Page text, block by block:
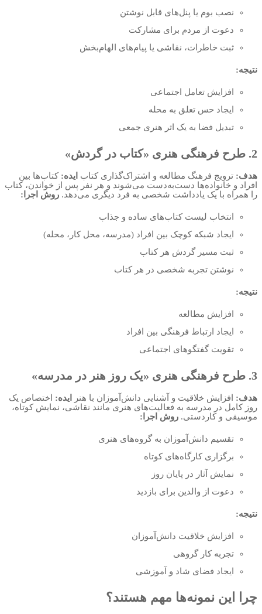
نصب بوم یا پنل‌های قابل نوشتن
دعوت از مردم برای مشارکت
ثبت خاطرات، نقاشی یا پیام‌های الهام‌بخش
نتیجه:
افزایش تعامل اجتماعی
ایجاد حس تعلق به محله
تبدیل فضا به یک اثر هنری جمعی
2. طرح فرهنگی هنری «کتاب در گردش»
هدف: ترویج فرهنگ مطالعه و اشتراک‌گذاری کتاب ایده: کتاب‌ها بین
افراد و خانواده‌ها دست‌به‌دست می‌شوند و هر نفر پس از خواندن، کتاب
را همراه با یک یادداشت شخصی به فرد دیگری می‌دهد. روش اجرا:
انتخاب لیست کتاب‌های ساده و جذاب
ایجاد شبکه کوچک بین افراد (مدرسه، محل کار، محله)
ثبت مسیر گردش هر کتاب
نوشتن تجربه شخصی در هر کتاب
نتیجه:
افزایش مطالعه
ایجاد ارتباط فرهنگی بین افراد
تقویت گفتگوهای اجتماعی
3. طرح فرهنگی هنری «یک روز هنر در مدرسه»
هدف: افزایش خلاقیت و آشنایی دانش‌آموزان با هنر ایده: اختصاص یک
روز کامل در مدرسه به فعالیت‌های هنری مانند نقاشی، نمایش کوتاه،
موسیقی و کاردستی. روش اجرا:
تقسیم دانش‌آموزان به گروه‌های هنری
برگزاری کارگاه‌های کوتاه
نمایش آثار در پایان روز
دعوت از والدین برای بازدید
نتیجه:
افزایش خلاقیت دانش‌آموزان
تجربه کار گروهی
ایجاد فضای شاد و آموزشی
چرا این نمونه‌ها مهم هستند؟